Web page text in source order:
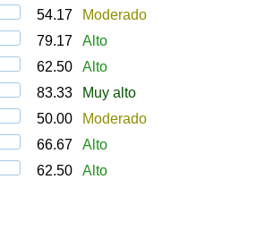
54.17
Moderado
79.17
Alto
62.50
Alto
83.33
Muy alto
50.00
Moderado
66.67
Alto
62.50 Alto